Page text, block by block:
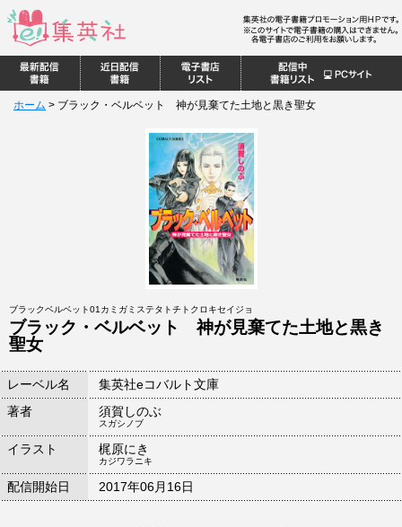
ホーム > ブラック・ベルベット 神が見棄てた土地と黒き聖女
ブラックベルベット01カミガミステタトチトクロキセイジョ
ブラック・ベルベット 神が見棄てた土地と黒き
聖女
レーベル名
集英社eコバルト文庫
著者
須賀しのぶ
スガシノブ
イラスト 梶原にき
カジワラニキ
配信開始日 2017年06月16日